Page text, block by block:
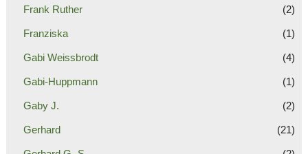
Frank Ruther (2)
Franziska (1)
Gabi Weissbrodt (4)
Gabi-Huppmann (1)
Gaby J. (2)
Gerhard (21)